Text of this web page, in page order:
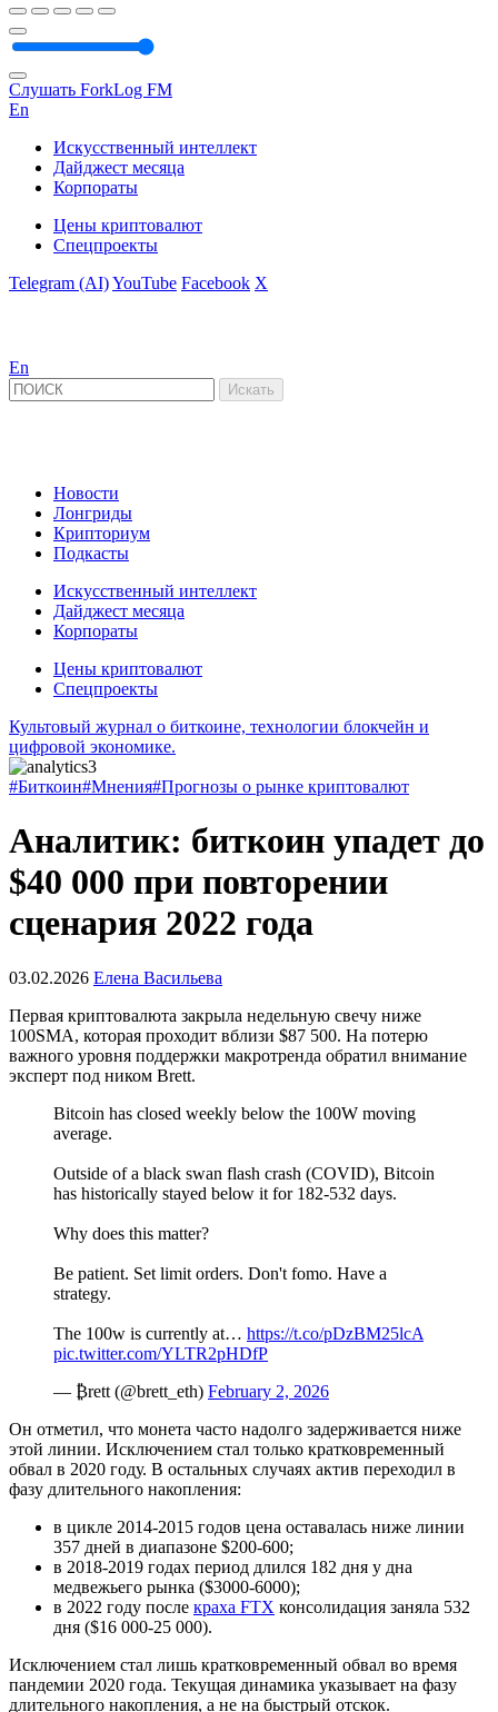
Слушать ForkLog FM
En
Искусственный интеллект
Дайджест месяца
Корпораты
Цены криптовалют
Спецпроекты
Telegram (AI)YouTube Facebook X
En
Новости
Лонгриды
Крипториум
Подкасты
Искусственный интеллект
Дайджест месяца
Корпораты
Цены криптовалют
Спецпроекты
Культовый журнал о биткоине, технологии блокчейн и
цифровой экономике.
#Биткоин#Мнения#Прогнозы о рынке криптовалют
Аналитик: биткоин упадет до
$40 000 при повторении
сценария 2022 года
03.02.2026 Елена Васильева
Первая криптовалюта закрыла недельную свечу ниже
100SMA, которая проходит вблизи $87 500. На потерю
важного уровня поддержки макротренда обратил внимание
эксперт под ником Brett.
Bitcoin has closed weekly below the 100W moving
average.
Outside of a black swan flash crash (COVID), Bitcoin
has historically stayed below it for 182-532 days.
Why does this matter?
Be patient. Set limit orders. Don't fomo. Have a
strategy.
The 100w is currently at… https://t.co/pDzBM25lcA
pic.twitter.com/YLTR2pHDfP
— ₿rett (@brett_eth) February 2, 2026
Он отметил, что монета часто надолго задерживается ниже
этой линии. Исключением стал только кратковременный
обвал в 2020 году. В остальных случаях актив переходил в
фазу длительного накопления:
в цикле 2014-2015 годов цена оставалась ниже линии
357 дней в диапазоне $200-600;
в 2018-2019 годах период длился 182 дня у дна
медвежьего рынка ($3000-6000);
в 2022 году после краха FTX консолидация заняла 532
дня ($16 000-25 000).
Исключением стал лишь кратковременный обвал во время
пандемии 2020 года. Текущая динамика указывает на фазу
длительного накопления, а не на быстрый отскок.